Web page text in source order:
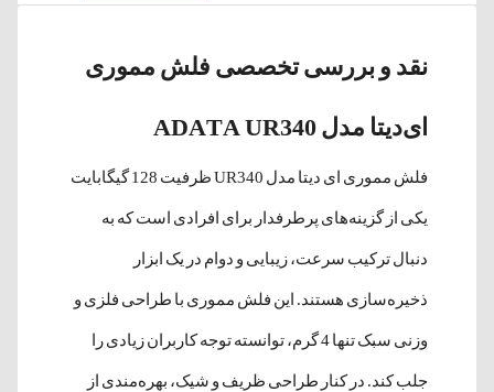
نقد و بررسی تخصصی فلش مموری
ای‌دیتا مدل ADATA UR340
فلش مموری ای دیتا مدل UR340 ظرفیت 128 گیگابایت
یکی از گزینه‌های پرطرفدار برای افرادی است که به
دنبال ترکیب سرعت، زیبایی و دوام در یک ابزار
ذخیره‌سازی هستند. این فلش مموری با طراحی فلزی و
وزنی سبک تنها 4 گرم، توانسته توجه کاربران زیادی را
جلب کند. در کنار طراحی ظریف و شیک، بهره‌مندی از